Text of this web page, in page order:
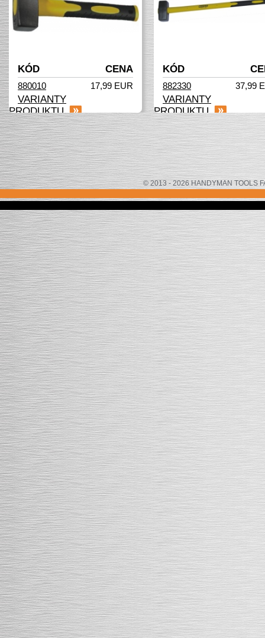
KÓD CENA
880010 17,99 EUR
VARIANTY
PRODUKTU
KÓD
882330 37,99
VARIANTY
PRODUKTU
© 2013 - 2026 HANDYMAN TOOLS